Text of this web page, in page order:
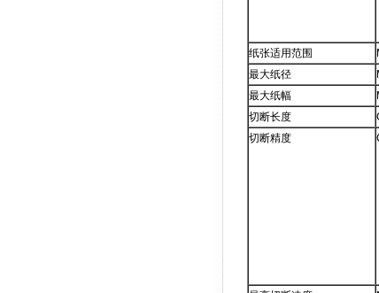
纸张适用范围
最大纸径
最大纸幅
切断长度
切断精度